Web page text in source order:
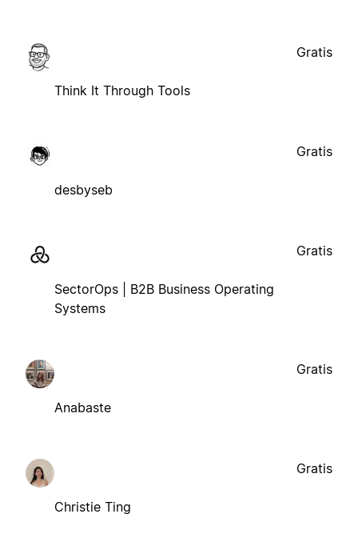
Think It Through Tools
Gratis
desbyseb
Gratis
SectorOps | B2B Business Operating
Systems
Gratis
Anabaste
Gratis
Christie Ting
Gratis